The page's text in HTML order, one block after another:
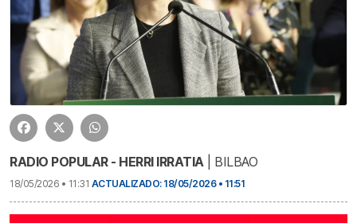
RADIO POPULAR - HERRI IRRATIA| BILBAO
18/05/2026 • 11:31 ACTUALIZADO: 18/05/2026 • 11:51